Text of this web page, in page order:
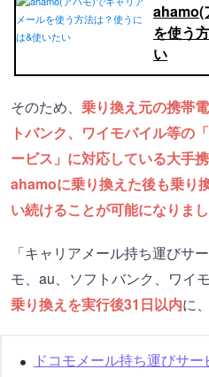
ahamo(
を使う
い
そのため、 乗り換え元の携帯
トバンク、ワイモバイル等の
ービス」に対応している大手
ahamoに乗り換えた後も乗り
い続けることが可能になりまし
「キャリアメール持ち運びサ
モ、au、ソフトバンク、ワイ
乗り換えを実行後31日以内に
ドコモメール持ち運びサー